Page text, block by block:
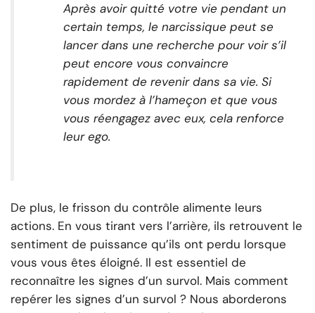
Après avoir quitté votre vie pendant un
certain temps, le narcissique peut se
lancer dans une recherche pour voir s’il
peut encore vous convaincre
rapidement de revenir dans sa vie. Si
vous mordez à l’hameçon et que vous
vous réengagez avec eux, cela renforce
leur ego.
De plus, le frisson du contrôle alimente leurs
actions. En vous tirant vers l’arrière, ils retrouvent le
sentiment de puissance qu’ils ont perdu lorsque
vous vous êtes éloigné. Il est essentiel de
reconnaître les signes d’un survol. Mais comment
repérer les signes d’un survol ? Nous aborderons